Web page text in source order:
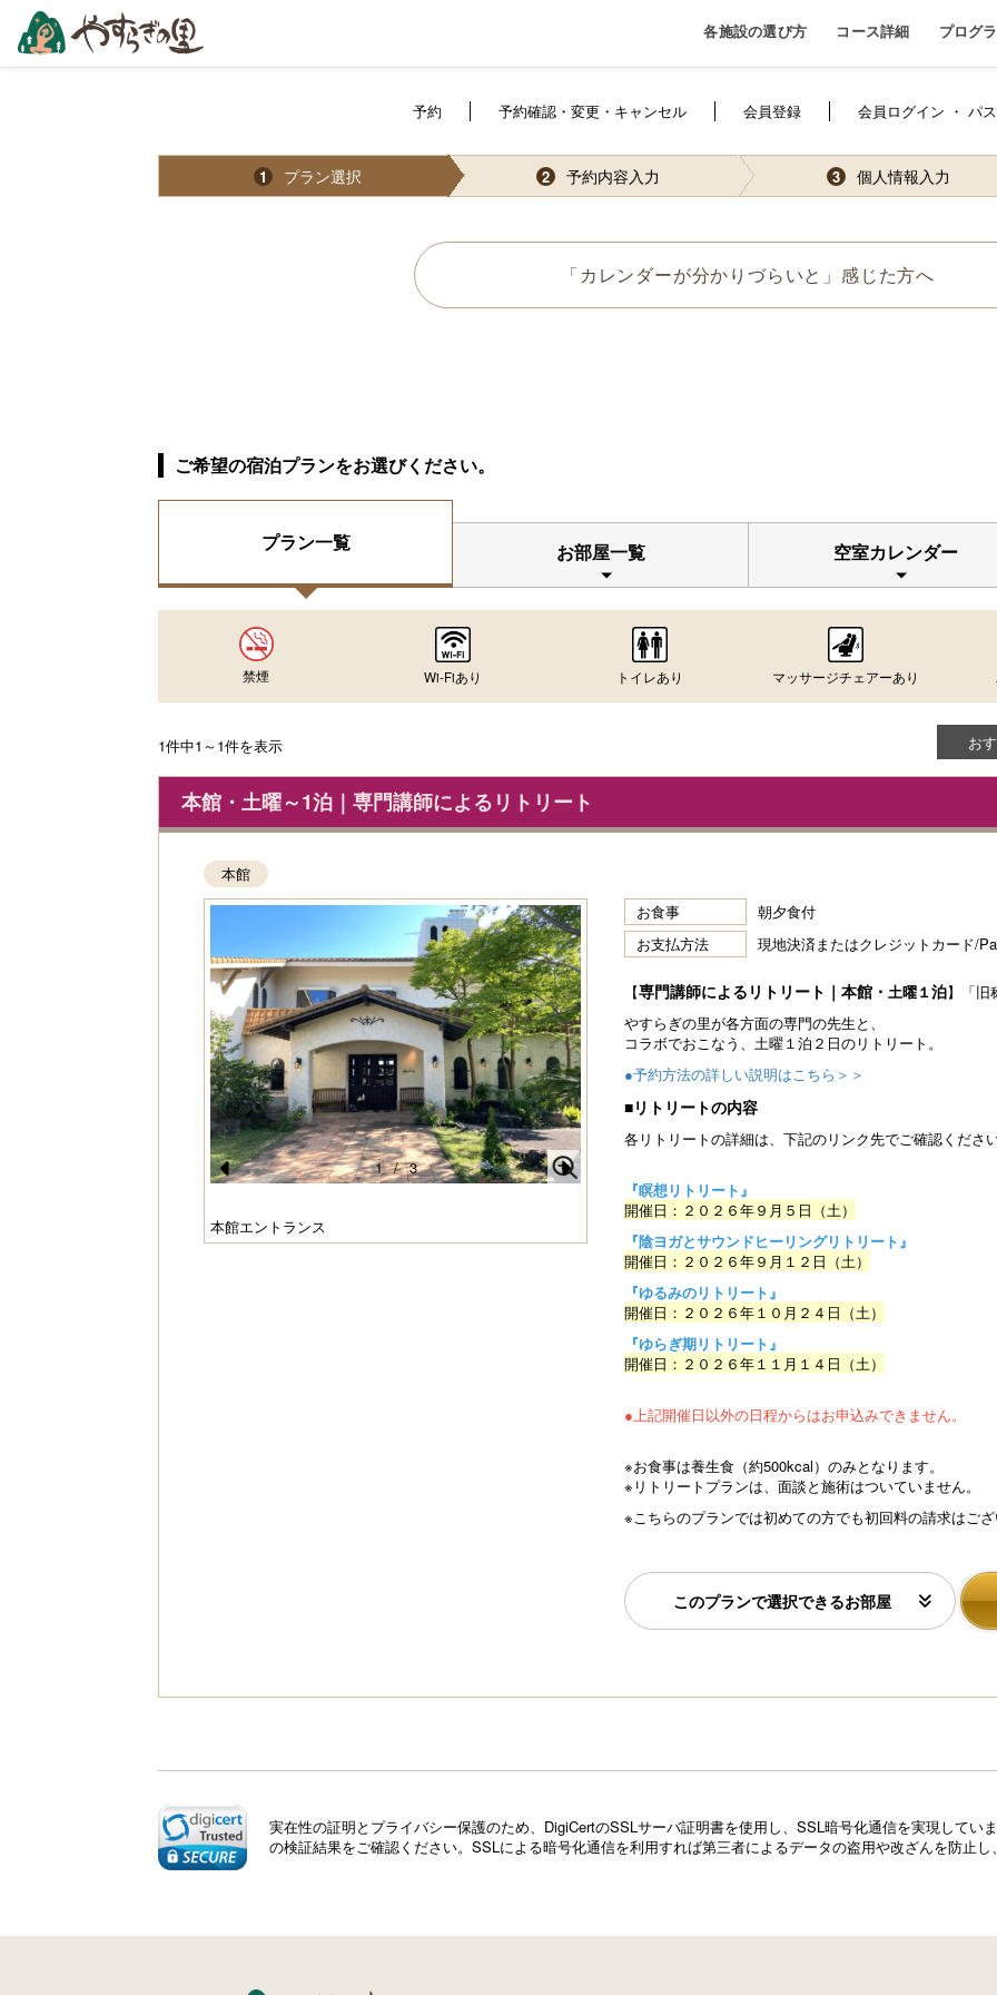
各施設の選び方 コース詳細 プログ
予約 予約確認・変更・キャンセル 会員登録 会員ログイン ・ パ
1 プラン選択 2 予約内容入力 3 個人情報入力
「カレンダーが分かりづらいと」感じた方へ
ご希望の宿泊プランをお選びください。
プラン一覧 お部屋一覧 空室カレンダー
禁煙 Wi-Fiあり トイレあり マッサージチェアーあり
お
1件中1～1件を表示
本館・土曜～1泊｜専門講師によるリトリート
本館
e
本館エントランス 本館・トレーニングルーム
1 / 3
お食事
朝夕食付
お支払方法
現地決済またはクレジットカード/
【専門講師によるリトリート｜本館・ 土曜１泊】「旧
やすらぎの里が各方面の専門の先生と、
コラボでおこなう、土曜１泊２日のリトリート。
●予約方法の詳しい説明はこちら＞＞
■リトリートの内容
各リトリートの詳細は、下記のリンク先でご確認ください
『瞑想リトリート』
開催日：２０２６年９月５日（土）
『陰ヨガとサウンドヒーリングリトリート』
開催日：２０２６年９月１２日（土）
『ゆるみのリトリート』
開催日：２０２６年１０月２４日（土）
『ゆらぎ期リトリート』
開催日：２０２６年１１月１４日（土）
●上記開催日以外の日程からはお申込みできません。
※お食事は養生食（約500kcal）のみとなります。
※リトリートプランは、面談と施術はついていません。
※こちらのプランでは初めての方でも初回料の請求はござ
このプランで選択できるお部屋
実在性の証明とプライバシー保護のため、DigiCertのSSLサーバ証明書を使用し、SSL暗号化通信を実現してい
の検証結果をご確認ください。SSLによる暗号化通信を利用すれば第三者によるデータの盗用や改ざんを防止